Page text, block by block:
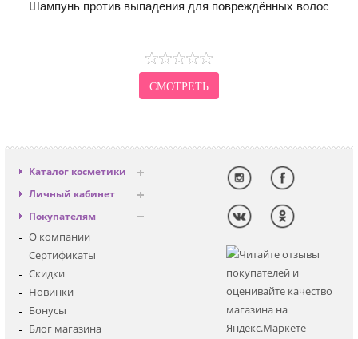
Шампунь против выпадения для повреждённых волос
СМОТРЕТЬ
Каталог косметики
Антивозрастная
Декоративная
Для глаз
Для тела
Наборы
Личный кабинет
Вход
Регистрация
Покупателям
О компании
Сертификаты
Скидки
Новинки
Бонусы
Блог магазина